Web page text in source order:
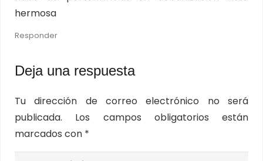
hermosa
Responder
Deja una respuesta
Tu dirección de correo electrónico no será
publicada.
Los campos obligatorios están
marcados con *